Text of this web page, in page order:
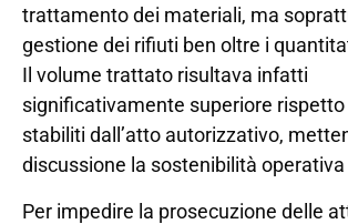
trattamento dei materiali, ma
gestione dei rifiuti ben oltre i
Il volume trattato risultava infatti
significativamente superiore
stabiliti dall’atto autorizzativo,
discussione la sostenibilità
Per impedire la prosecuzione delle